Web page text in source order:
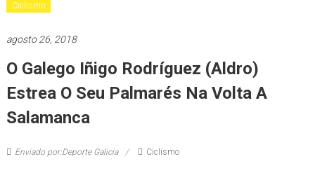
Ciclismo
agosto 26, 2018
O Galego Iñigo Rodríguez (Aldro)
Estrea O Seu Palmarés Na Volta A
Salamanca
Enviado por:Deporte Galicia Ciclismo